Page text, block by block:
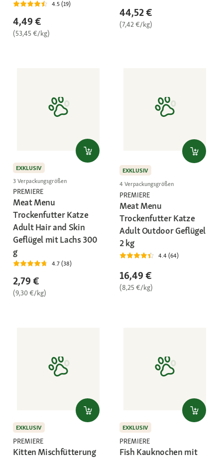
4.5 (19)
4,49 €
(53,45 €/kg)
44,52 €
(7,42 €/kg)
EXKLUSIV
3 Verpackungsgrößen
PREMIERE
Meat Menu
Trockenfutter Katze
Adult Hair and Skin
Geflügel mit Lachs 300
g
4.7 (38)
2,79 €
(9,30 €/kg)
EXKLUSIV
4 Verpackungsgrößen
PREMIERE
Meat Menu
Trockenfutter Katze
Adult Outdoor Geflügel
2 kg
4.4 (64)
16,49 €
(8,25 €/kg)
EXKLUSIV
PREMIERE
Kitten Mischfütterung
EXKLUSIV
PREMIERE
Fish Kauknochen mit